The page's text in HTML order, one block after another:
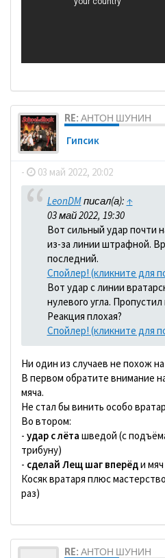
RE: АНТОН ШУНИН
Гипсик
- 03 май 2022, 20:02
LeonDMписал(а): ↑
03 май 2022, 19:30
Вот сильный удар почти
из-за линии штрафной.
последний.
Спойлер! (кликните для
Вот удар с линии
нулевого угла.
Реакция плохая?
Спойлер! (кликните для
Ни один из случаев не похож
В первом обратите внимание
мяча.
Не стал бы винить особо
Во втором:
- удар с лёта шведой (с
трибуну)
- сделай Лещ шаг вперёди
Косяк вратаря плюс
раз)
RE: АНТОН ШУНИН